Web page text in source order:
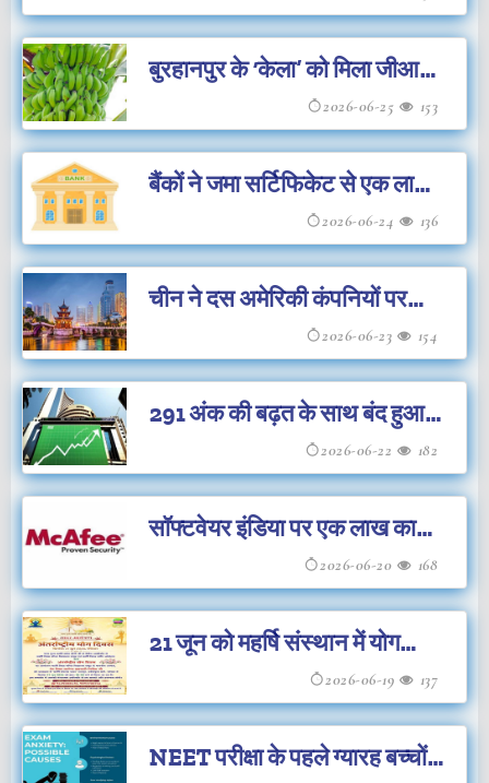
बुरहानपुर के ‘केला’ को मिला जीआई
2026-06-25 153
बैंकों ने जमा सर्टिफिकेट से एक लाख
करोड़ की राशि जुटाई 2026-06-24 136
चीन ने दस अमेरिकी कंपनियों पर
2026-06-23 154
291 अंक की बढ़त के साथ बंद हुआ
2026-06-22 182
सॉफ्टवेयर इंडिया पर एक लाख का
2026-06-20 168
21 जून को महर्षि संस्थान में योग
2026-06-19 137
NEET परीक्षा के पहले ग्यारह बच्चों